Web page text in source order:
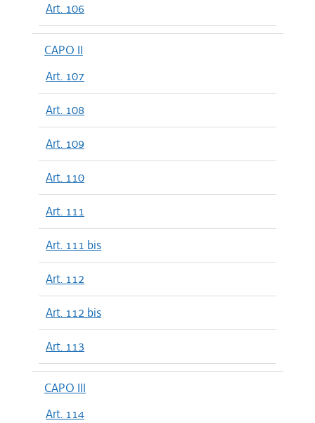
Art. 106
CAPO II
Art. 107
Art. 108
Art. 109
Art. 110
Art. 111
Art. 111 bis
Art. 112
Art. 112 bis
Art. 113
CAPO III
Art. 114